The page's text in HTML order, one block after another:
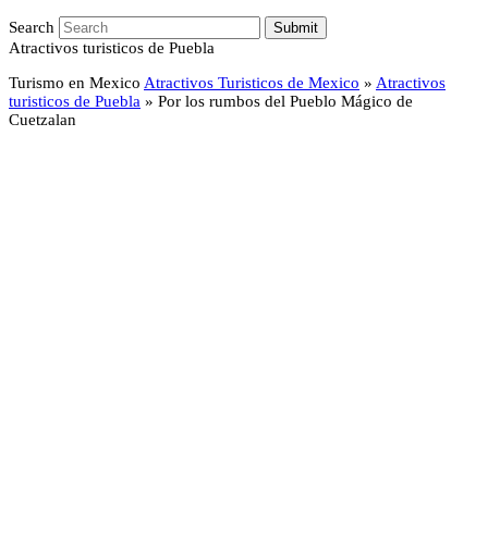
Search Submit
Atractivos turisticos de Puebla
Turismo en Mexico Atractivos Turisticos de Mexico » Atractivos
turisticos de Puebla » Por los rumbos del Pueblo Mágico de
Cuetzalan